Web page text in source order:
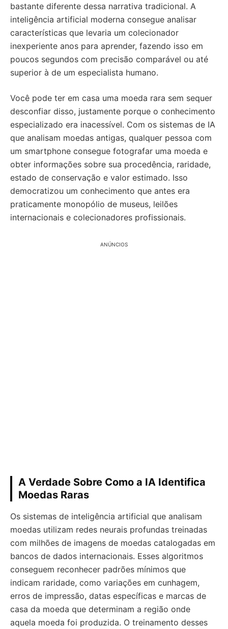
bastante diferente dessa narrativa tradicional. A
inteligência artificial moderna consegue analisar
características que levaria um colecionador
inexperiente anos para aprender, fazendo isso em
poucos segundos com precisão comparável ou até
superior à de um especialista humano.
Você pode ter em casa uma moeda rara sem sequer
desconfiar disso, justamente porque o conhecimento
especializado era inacessível. Com os sistemas de IA
que analisam moedas antigas, qualquer pessoa com
um smartphone consegue fotografar uma moeda e
obter informações sobre sua procedência, raridade,
estado de conservação e valor estimado. Isso
democratizou um conhecimento que antes era
praticamente monopólio de museus, leilões
internacionais e colecionadores profissionais.
ANÚNCIOS
A Verdade Sobre Como a IA Identifica
Moedas Raras
Os sistemas de inteligência artificial que analisam
moedas utilizam redes neurais profundas treinadas
com milhões de imagens de moedas catalogadas em
bancos de dados internacionais. Esses algoritmos
conseguem reconhecer padrões mínimos que
indicam raridade, como variações em cunhagem,
erros de impressão, datas específicas e marcas de
casa da moeda que determinam a região onde
aquela moeda foi produzida. O treinamento desses